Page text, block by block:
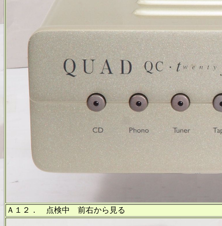
Ａ１２． 点検中 前右から見る